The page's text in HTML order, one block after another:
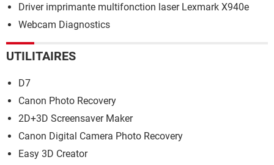
Driver imprimante multifonction laser Lexmark X940e
Webcam Diagnostics
UTILITAIRES
D7
Canon Photo Recovery
2D+3D Screensaver Maker
Canon Digital Camera Photo Recovery
Easy 3D Creator